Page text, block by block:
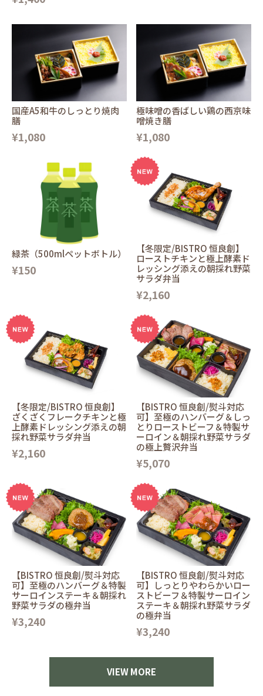
国産A5和牛のしっとり焼肉
膳
¥1,080
極味噌の香ばしい鶏の西京味
噌焼き膳
¥1,080
緑茶（500mlペットボトル）
¥150
【冬限定/BISTRO 恒良創】
ローストチキンと極上酵素ド
レッシング添えの朝採れ野菜
サラダ弁当
¥2,160
【冬限定/BISTRO 恒良創】
ざくざくフレークチキンと極
上酵素ドレッシング添えの朝
採れ野菜サラダ弁当
¥2,160
【BISTRO 恒良創/熨斗対応
可】至極のハンバーグ＆しっ
とりローストビーフ＆特製サ
ーロイン＆朝採れ野菜サラダ
の極上贅沢弁当
¥5,070
【BISTRO 恒良創/熨斗対応
可】至極のハンバーグ＆特製
サーロインステーキ＆朝採れ
野菜サラダの極弁当
¥3,240
【BISTRO 恒良創/熨斗対応
可】しっとりやわらかいロー
ストビーフ＆特製サーロイン
ステーキ＆朝採れ野菜サラダ
の極弁当
¥3,240
VIEW MORE